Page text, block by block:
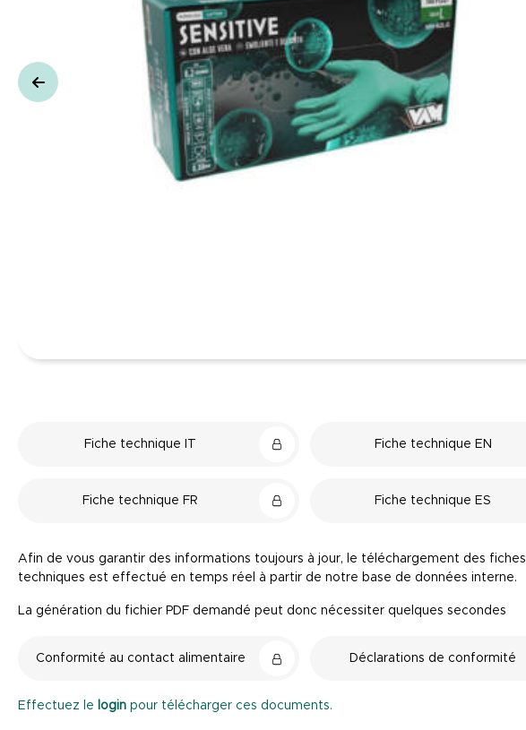
Fiche technique IT Fiche technique EN
Fiche technique FR Fiche technique ES
Afin de vous garantir des informations toujours à jour, le téléchargement des fiches
techniques est effectué en temps réel à partir de notre base de données interne.
La génération du fichier PDF demandé peut donc nécessiter quelques secondes
Conformité au contact alimentaire Déclarations de conformité
Effectuez le login pour télécharger ces documents.